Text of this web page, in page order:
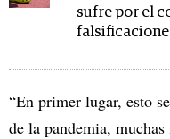
sufre por el
“En primer lugar, esto
de la pandemia,